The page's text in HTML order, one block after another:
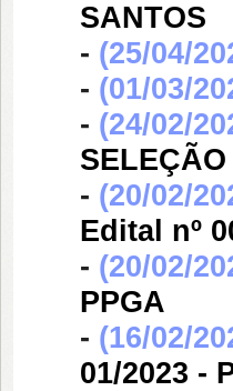
SANTOS
- (25/04/
- (01/03/
- (24/02/
- (20/02/
Edital nº
- (20/02/
PPGA
- (16/02/
01/2023 -